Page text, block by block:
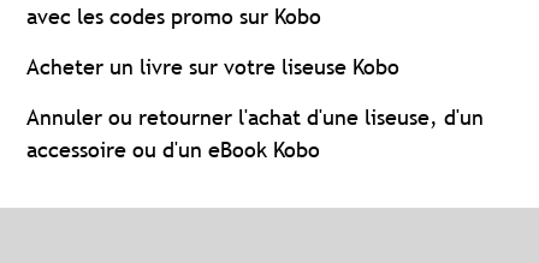
avec les codes promo sur Kobo
Acheter un livre sur votre liseuse Kobo
Annuler ou retourner l'achat d'une liseuse, d'un
accessoire ou d'un eBook Kobo